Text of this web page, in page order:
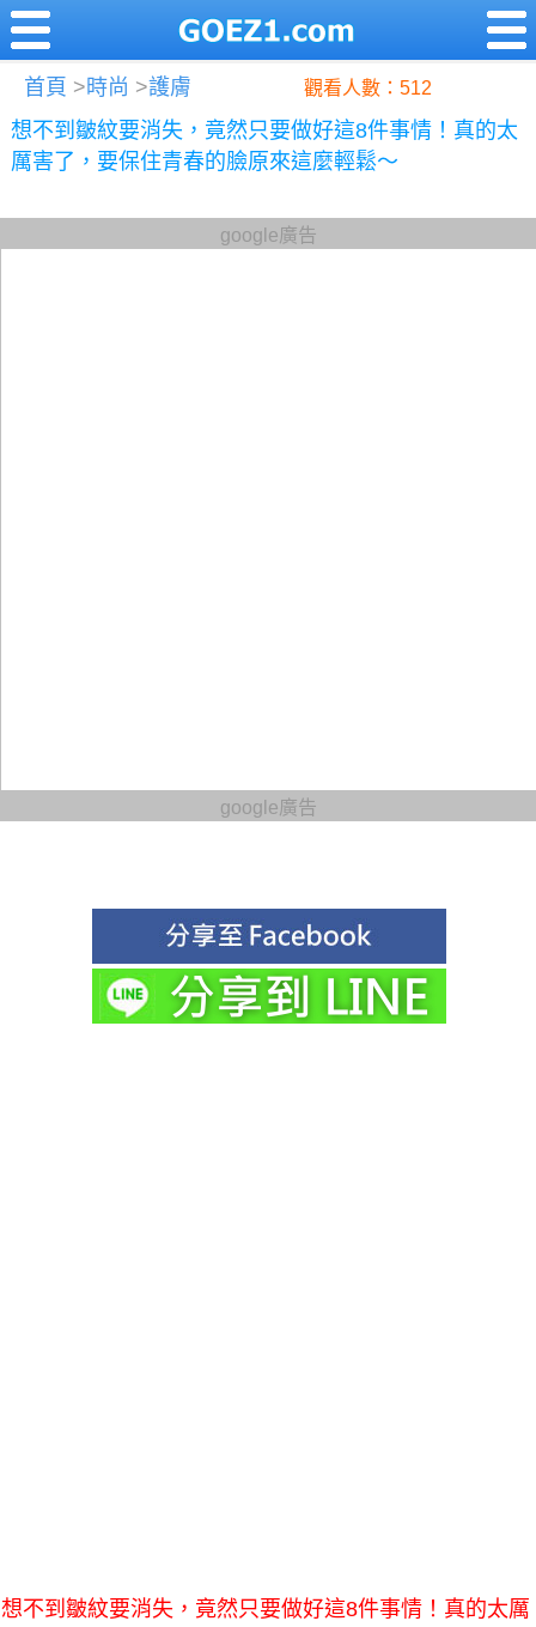
首頁 >時尚 >護膚 觀看人數：512
想不到皺紋要消失，竟然只要做好這8件事情！真的太
厲害了，要保住青春的臉原來這麼輕鬆～
google廣告
google廣告
想不到皺紋要消失，竟然只要做好這8件事情！真的太厲